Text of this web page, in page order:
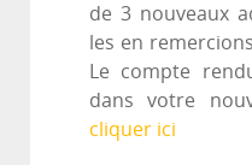
de 3 nouveaux
les en
Le compte
dans votre
cliquer ici